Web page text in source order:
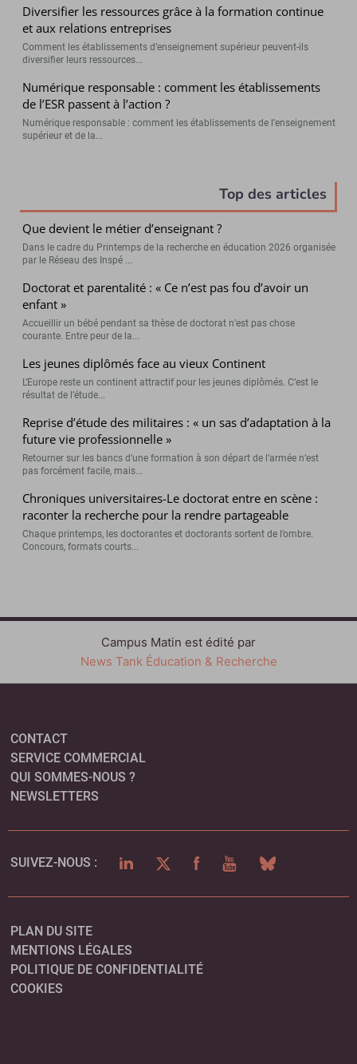
Diversifier les ressources grâce à la formation continue
et aux relations entreprises
Comment les établissements d’enseignement supérieur peuvent-ils
diversifier leurs ressources...
Numérique responsable : comment les établissements
de l’ESR passent à l’action ?
Numérique responsable : comment les établissements de l’enseignement
supérieur et de la...
Top des articles
Que devient le métier d’enseignant ?
Dans le cadre du Printemps de la recherche en éducation 2026 organisée
par le Réseau des Inspé ...
Doctorat et parentalité : « Ce n’est pas fou d’avoir un
enfant »
Accueillir un bébé pendant sa thèse de doctorat n’est pas chose
courante. Entre peur de la...
Les jeunes diplômés face au vieux Continent
L’Europe reste un continent attractif pour les jeunes diplômés. C’est le
résultat de l’étude...
Reprise d’étude des militaires : « un sas d’adaptation à la
future vie professionnelle »
Retourner sur les bancs d’une formation à son départ de l’armée n’est
pas forcément facile, mais...
Chroniques universitaires-Le doctorat entre en scène :
raconter la recherche pour la rendre partageable
Chaque printemps, les doctorantes et doctorants sortent de l’ombre.
Concours, formats courts...
Campus Matin est édité par
News Tank Éducation & Recherche
CONTACT
SERVICE COMMERCIAL
QUI SOMMES-NOUS ?
NEWSLETTERS
SUIVEZ-NOUS : LINKEDINTWITTERFACEBOOKYOUTUBEBLUESKY
PLAN DU SITE
MENTIONS LÉGALES
POLITIQUE DE CONFIDENTIALITÉ
COOKIES